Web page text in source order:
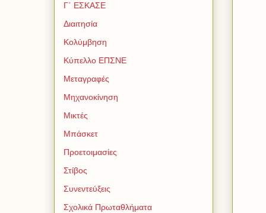
Γ΄ ΕΣΚΑΣΕ
Διαιτησία
Κολύμβηση
Κύπελλο ΕΠΣΝΕ
Μεταγραφές
Μηχανοκίνηση
Μικτές
Μπάσκετ
Προετοιμασίες
Στίβος
Συνεντεύξεις
Σχολικά Πρωταθλήματα